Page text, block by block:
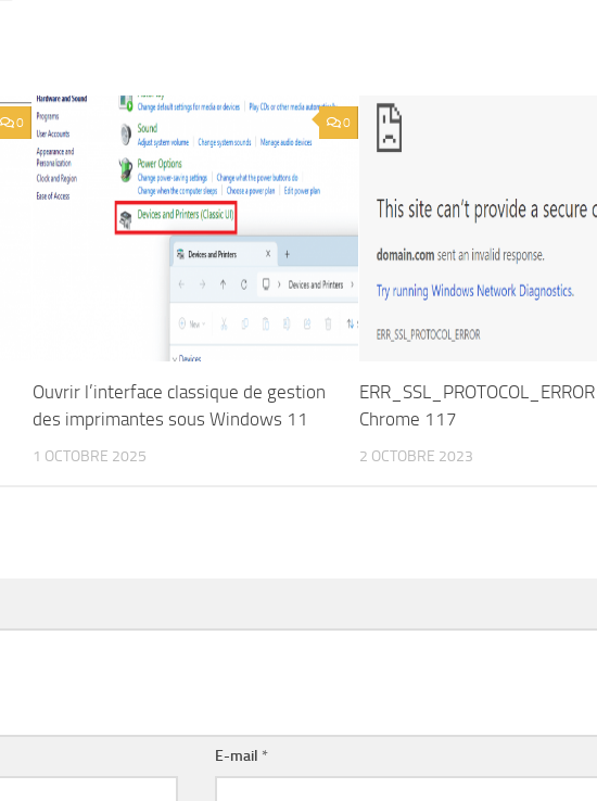
0 0
Ouvrir l’interface classique de gestion
des imprimantes sous Windows 11
1 OCTOBRE 2025
Chrome 117
2 OCTOBRE 2023
E-mail *